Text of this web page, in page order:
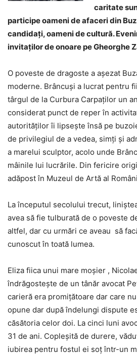
caritate
participe oameni de afaceri din
candidaţi, oameni de cultură.
invitaţilor de onoare pe Gheorghe
O poveste de dragoste a aşezat
moderne. Brâncuşi a lucrat pentru
târgul de la Curbura Carpaţilor un
considerat punct de reper în
autorităţilor îi lipseşte însă pe
de privilegiul de a vedea, simţi şi
a marelui sculptor, acolo unde
mâinile lui lucrările. Din fericire
adăpost în Muzeul de Artă al
La începutul secolului trecut,
avea să fie tulburată de o poveste
altfel, dar cu urmări ce aveau să
cunoscut în toată lumea.
Eliza fiica unui mare moşier ,
îndrăgosteşte de un tânăr avocat
carieră era promiţătoare dar care
opune dar după îndelungi dispute
căsătoria celor doi. La cinci luni
31 de ani. Copleşită de durere,
iubirea pentru fostul ei soţ într-un